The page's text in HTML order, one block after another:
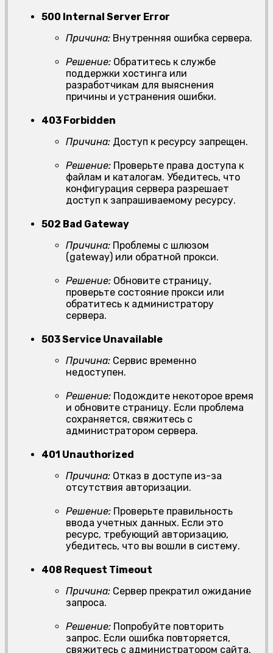
500 Internal Server Error
Причина: Внутренняя ошибка сервера.
Решение: Обратитесь к службе
поддержки хостинга или
разработчикам для выяснения
причины и устранения ошибки.
403 Forbidden
Причина: Доступ к ресурсу запрещен.
Решение: Проверьте права доступа к
файлам и каталогам. Убедитесь, что
конфигурация сервера разрешает
доступ к запрашиваемому ресурсу.
502 Bad Gateway
Причина: Проблемы с шлюзом
(gateway) или обратной прокси.
Решение: Обновите страницу,
проверьте состояние прокси или
обратитесь к администратору
сервера.
503 Service Unavailable
Причина: Сервис временно
недоступен.
Решение: Подождите некоторое время
и обновите страницу. Если проблема
сохраняется, свяжитесь с
администратором сервера.
401 Unauthorized
Причина: Отказ в доступе из-за
отсутствия авторизации.
Решение: Проверьте правильность
ввода учетных данных. Если это
ресурс, требующий авторизацию,
убедитесь, что вы вошли в систему.
408 Request Timeout
Причина: Сервер прекратил ожидание
запроса.
Решение: Попробуйте повторить
запрос. Если ошибка повторяется,
свяжитесь с администратором сайта.